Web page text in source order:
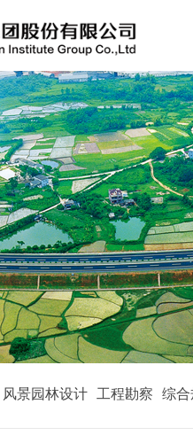
风景园林设计 工程勘察 综合